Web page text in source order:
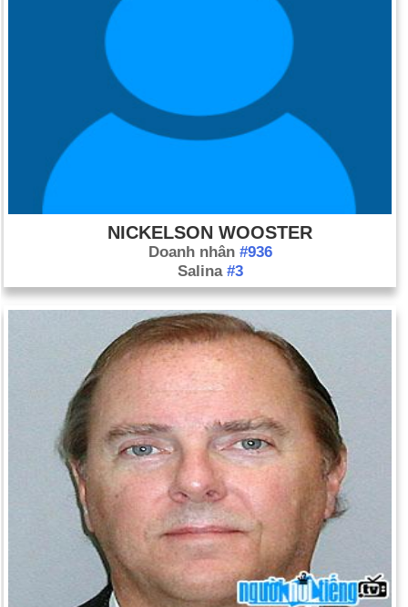
NICKELSON WOOSTER
Doanh nhân #936
Salina #3